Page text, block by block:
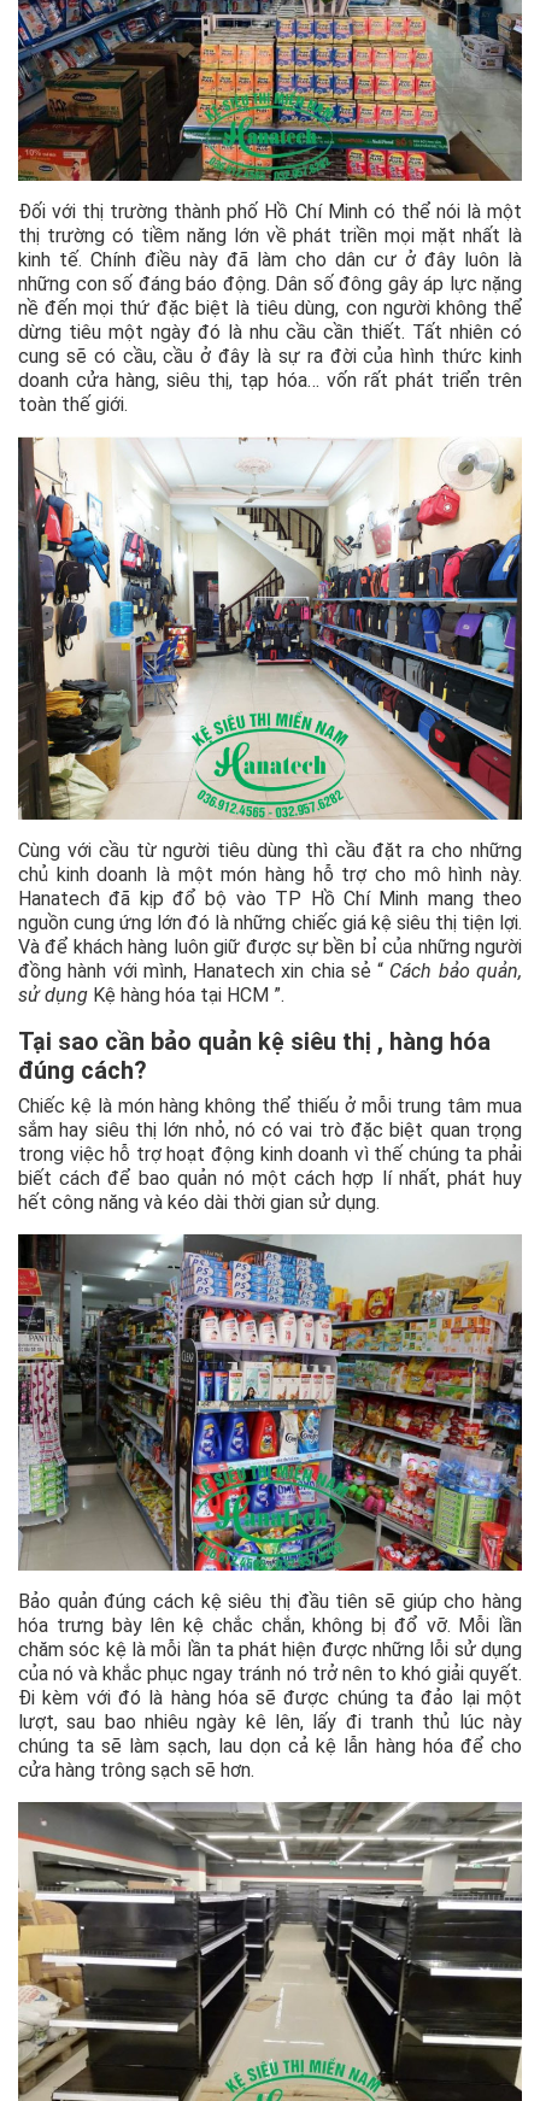
Đối với thị trường thành phố Hồ Chí Minh có thể nói là một
thị trường có tiềm năng lớn về phát triền mọi mặt nhất là
kinh tế. Chính điều này đã làm cho dân cư ở đây luôn là
những con số đáng báo động. Dân số đông gây áp lực nặng
nề đến mọi thứ đặc biệt là tiêu dùng, con người không thể
dừng tiêu một ngày đó là nhu cầu cần thiết. Tất nhiên có
cung sẽ có cầu, cầu ở đây là sự ra đời của hình thức kinh
doanh cửa hàng, siêu thị, tạp hóa… vốn rất phát triển trên
toàn thế giới.
Cùng với cầu từ người tiêu dùng thì cầu đặt ra cho những
chủ kinh doanh là một món hàng hỗ trợ cho mô hình này.
Hanatech đã kịp đổ bộ vào TP Hồ Chí Minh mang theo
nguồn cung ứng lớn đó là những chiếc giá kệ siêu thị tiện lợi.
Và để khách hàng luôn giữ được sự bền bỉ của những người
đồng hành với mình, Hanatech xin chia sẻ “ Cách bảo quản,
sử dụng Kệ hàng hóa tại HCM ”.
Tại sao cần bảo quản kệ siêu thị , hàng hóa
đúng cách?
Chiếc kệ là món hàng không thể thiếu ở mỗi trung tâm mua
sắm hay siêu thị lớn nhỏ, nó có vai trò đặc biệt quan trọng
trong việc hỗ trợ hoạt động kinh doanh vì thế chúng ta phải
biết cách để bao quản nó một cách hợp lí nhất, phát huy
hết công năng và kéo dài thời gian sử dụng.
Bảo quản đúng cách kệ siêu thị đầu tiên sẽ giúp cho hàng
hóa trưng bày lên kệ chắc chắn, không bị đổ vỡ. Mỗi lần
chăm sóc kệ là mỗi lần ta phát hiện được những lỗi sử dụng
của nó và khắc phục ngay tránh nó trở nên to khó giải quyết.
Đi kèm với đó là hàng hóa sẽ được chúng ta đảo lại một
lượt, sau bao nhiêu ngày kê lên, lấy đi tranh thủ lúc này
chúng ta sẽ làm sạch, lau dọn cả kệ lẫn hàng hóa để cho
cửa hàng trông sạch sẽ hơn.